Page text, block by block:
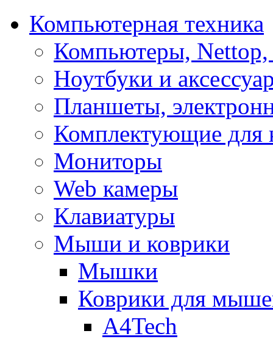
Компьютерная техника
Компьютеры,
Ноутбуки и
Планшеты,
Комплектующие для
Мониторы
Web камеры
Клавиатуры
Мыши и коврики
Мышки
Коврики для
A4Tech